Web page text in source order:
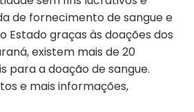
de fornecimento de sangue e
Estado graças às doações dos
existem mais de 20
para a doação de sangue.
e mais informações,